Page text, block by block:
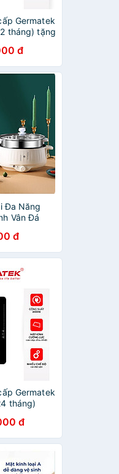
Germatek
tháng) tặng
đ
Đa Năng
Vân Đá
3 Nấc
Hàng Loại
đ
Germatek
tháng)
đ